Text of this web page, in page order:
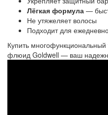
Лёгкая формула —
Не утяжеляет волосы
Подходит для
Купить
флюид Goldwell — ваш